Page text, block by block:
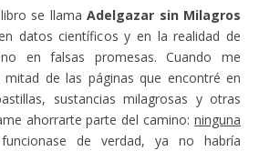
se llamaAdelgazar sin Milagros
datos científicos y en la realidad de
en falsas promesas. Cuando me
mitad de las páginas que encontré en
sustancias milagrosas y otras
ahorrarte parte del camino: ninguna
de verdad, ya no habría